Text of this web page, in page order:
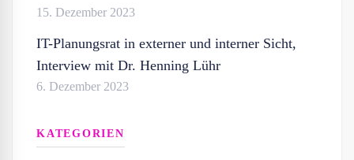
15. Dezember 2023
IT-Planungsrat in externer und interner Sicht,
Interview mit Dr. Henning Lühr
6. Dezember 2023
KATEGORIEN